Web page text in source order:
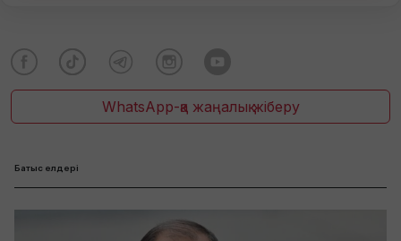
WhatsApp-қа жаңалық жіберу
Батыс елдері